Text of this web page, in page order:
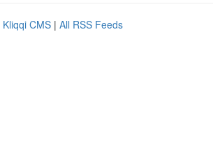
Kliqqi CMS | All RSS Feeds